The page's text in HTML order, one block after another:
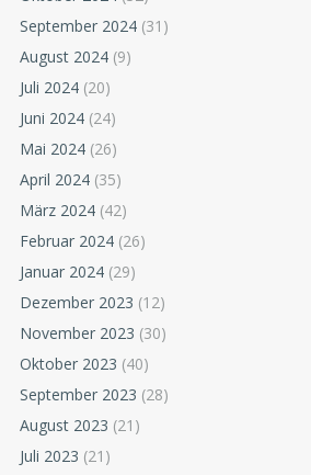
September 2024 (31)
August 2024 (9)
Juli 2024 (20)
Juni 2024 (24)
Mai 2024 (26)
April 2024 (35)
März 2024 (42)
Februar 2024 (26)
Januar 2024 (29)
Dezember 2023 (12)
November 2023 (30)
Oktober 2023 (40)
September 2023 (28)
August 2023 (21)
Juli 2023 (21)